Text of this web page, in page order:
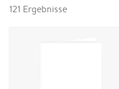
121 Ergebnisse